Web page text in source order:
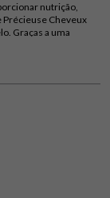
nutrição,
Précieuse Cheveux
Graças a uma
e Moringa, este
comprimento do
o cabelo fica mais